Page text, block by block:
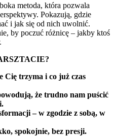
metoda, która pozwala
Pokazują, gdzie
i jak się od nich uwolnić.
by poczuć różnicę – jakby ktoś
Cię trzyma i co już czas
że trudno nam puścić
– w zgodzie z sobą, w
spokojnie, bez presji.